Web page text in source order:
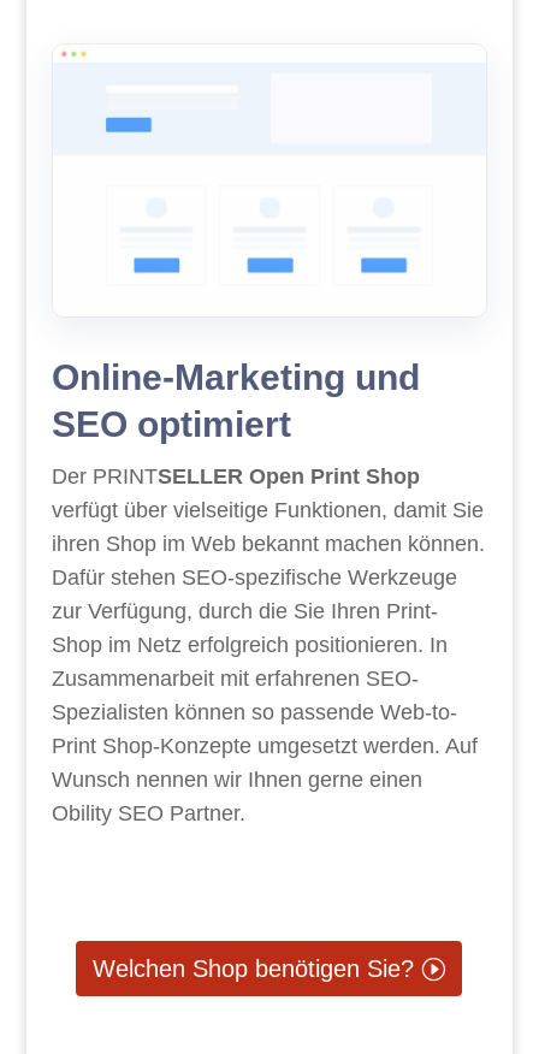
Online-Marketing und
SEO optimiert
Der PRINTSELLER Open Print Shop
verfügt über vielseitige Funktionen, damit Sie
ihren Shop im Web bekannt machen können.
Dafür stehen SEO-spezifische Werkzeuge
zur Verfügung, durch die Sie Ihren Print-
Shop im Netz erfolgreich positionieren. In
Zusammenarbeit mit erfahrenen SEO-
Spezialisten können so passende Web-to-
Print Shop-Konzepte umgesetzt werden. Auf
Wunsch nennen wir Ihnen gerne einen
Obility SEO Partner.
Welchen Shop benötigen Sie?